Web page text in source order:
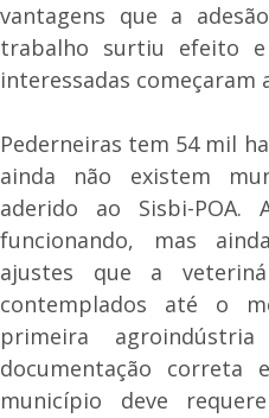
vantagens que a
trabalho surtiu efeito
interessadas começaram
Pederneiras tem 54 mil
ainda não existem
aderido ao Sisbi-POA.
funcionando, mas
ajustes que a
contemplados até o
primeira
documentação
município deve